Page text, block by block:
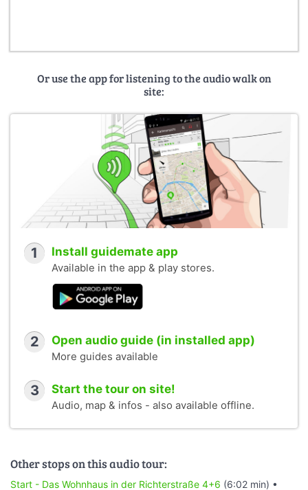
Or use the app for listening to the audio walk on
site:
1 Install guidemate app
Available in the app & play stores.
2 Open audio guide (in installed app)
More guides available
3 Start the tour on site!
Audio, map & infos - also available offline.
Other stops on this audio tour:
Start - Das Wohnhaus in der Richterstraße 4+6 (6:02 min) •